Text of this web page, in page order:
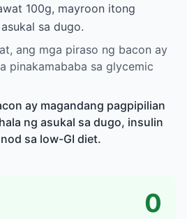
100g, mayroon itong
sa dugo.
ang mga piraso ng bacon ay
pinakamababa sa glycemic
ay magandang pagpipilian
ng asukal sa dugo, insulin
sa low-GI diet.
0